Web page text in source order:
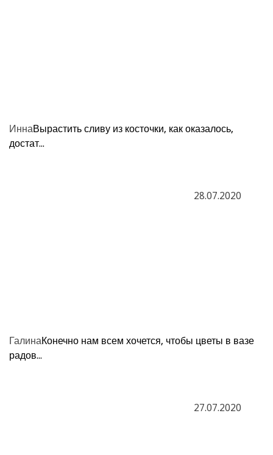
ИннаВырастить сливу из косточки, как оказалось,
достат...
28.07.2020
ГалинаКонечно нам всем хочется, чтобы цветы в вазе
радов...
27.07.2020